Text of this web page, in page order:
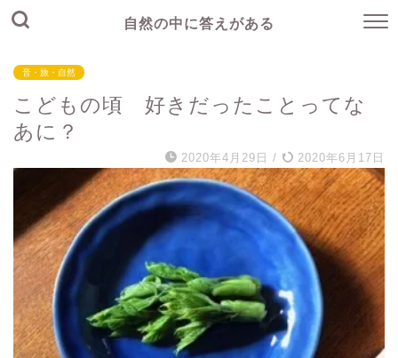
自然の中に答えがある
音・旅・自然
こどもの頃 好きだったことってな
あに？
2020年4月29日 / 2020年6月17日